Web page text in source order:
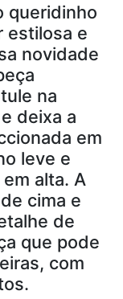
queridinho
estilosa e
novidade
na
deixa a
em
leve e
alta. A
cima e
de
que pode
com